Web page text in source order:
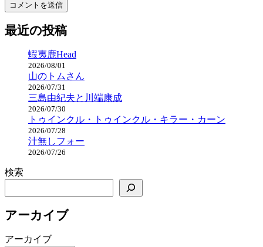
最近の投稿
蝦夷鹿Head
2026/08/01
山のトムさん
2026/07/31
三島由紀夫と川端康成
2026/07/30
トゥインクル・トゥインクル・キラー・カーン
2026/07/28
汁無しフォー
2026/07/26
検索
アーカイブ
アーカイブ